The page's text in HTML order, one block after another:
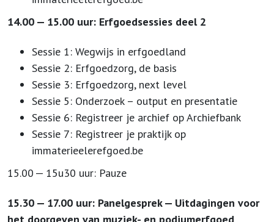
14.00 — 15.00 uur: Erfgoedsessies deel 2
Sessie 1: Wegwijs in erfgoedland
Sessie 2: Erfgoedzorg, de basis
Sessie 3: Erfgoedzorg, next level
Sessie 5: Onderzoek – output en presentatie
Sessie 6: Registreer je archief op Archiefbank
Sessie 7: Registreer je praktijk op
immaterieelerefgoed​.be
15.00 — 15u30 uur: Pauze
15.30 — 17.00 uur: Panelgesprek — Uitdagingen voor